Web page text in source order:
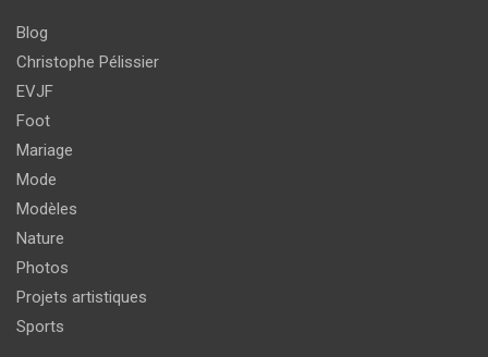
Blog
Christophe Pélissier
EVJF
Foot
Mariage
Mode
Modèles
Nature
Photos
Projets artistiques
Sports